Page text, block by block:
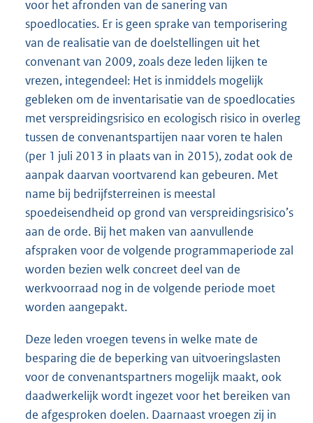
voor het afronden van de sanering van
spoedlocaties. Er is geen sprake van temporisering
van de realisatie van de doelstellingen uit het
convenant van 2009, zoals deze leden lijken te
vrezen, integendeel: Het is inmiddels mogelijk
gebleken om de inventarisatie van de spoedlocaties
met verspreidingsrisico en ecologisch risico in overleg
tussen de convenantspartijen naar voren te halen
(per 1 juli 2013 in plaats van in 2015), zodat ook de
aanpak daarvan voortvarend kan gebeuren. Met
name bij bedrijfsterreinen is meestal
spoedeisendheid op grond van verspreidingsrisico’s
aan de orde. Bij het maken van aanvullende
afspraken voor de volgende programmaperiode zal
worden bezien welk concreet deel van de
werkvoorraad nog in de volgende periode moet
worden aangepakt.
Deze leden vroegen tevens in welke mate de
besparing die de beperking van uitvoeringslasten
voor de convenantspartners mogelijk maakt, ook
daadwerkelijk wordt ingezet voor het bereiken van
de afgesproken doelen. Daarnaast vroegen zij in